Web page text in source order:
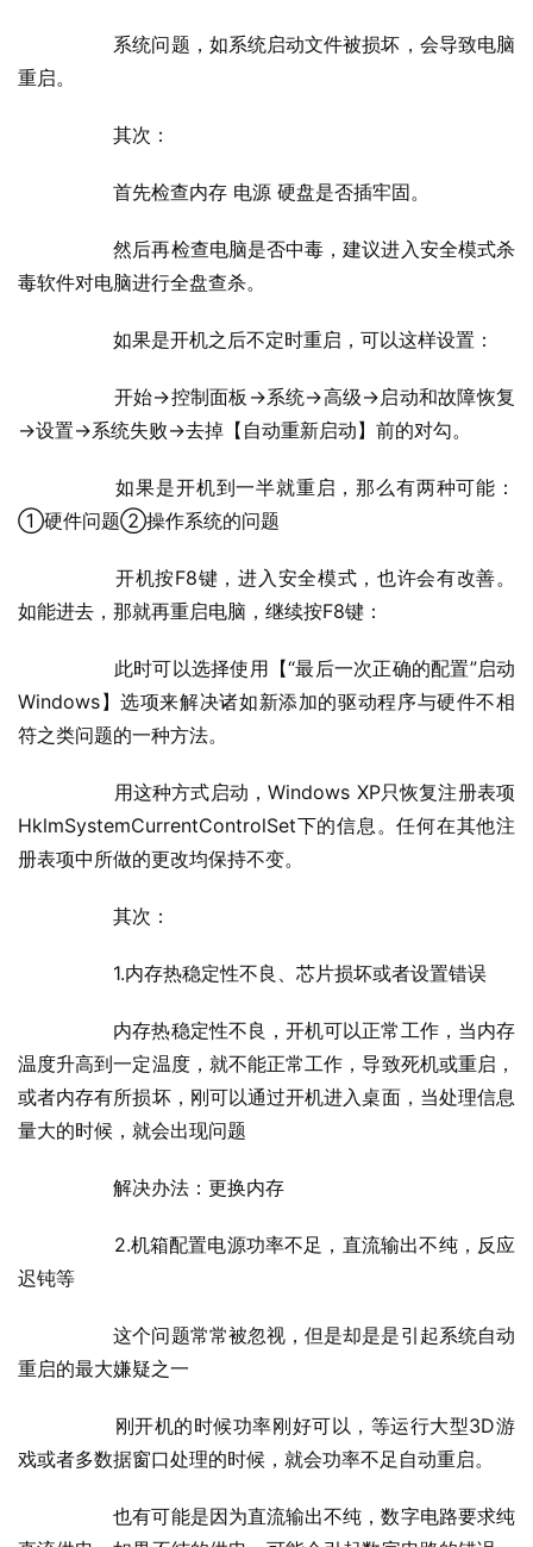
重启。
  	其次：
  	首先检查内存 电源 硬盘是否插牢固。
毒软件对电脑进行全盘查杀。
  	如果是开机之后不定时重启，可以这样设置：
→设置→系统失败→去掉【自动重新启动】前的对勾。
①硬件问题②操作系统的问题
如能进去，那就再重启电脑，继续按F8键：
Windows】选项来解决诸如新添加的驱动程序与硬件不相
符之类问题的一种方法。
HklmSystemCurrentControlSet下的信息。任何在其他注
册表项中所做的更改均保持不变。
  	其次：
  	1.内存热稳定性不良、芯片损坏或者设置错误
温度升高到一定温度，就不能正常工作，导致死机或重启，
或者内存有所损坏，刚可以通过开机进入桌面，当处理信息
量大的时候，就会出现问题
  	解决办法：更换内存
迟钝等
重启的最大嫌疑之一
戏或者多数据窗口处理的时候，就会功率不足自动重启。